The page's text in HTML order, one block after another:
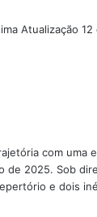
Atualização
com uma
de 2025. Sob
e dois